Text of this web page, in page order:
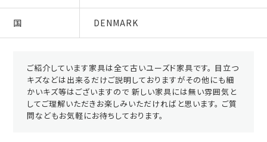
国 DENMARK
ご紹介しています家具は全て古いユーズド家具です。 目立つ
キズなどは出来るだけご説明しておりますがその他にも細
かいキズ等はございますので 新しい家具には無い雰囲気と
してご理解いただきお楽しみいただければと思います。 ご質
問などもお気軽にお待ちしております。